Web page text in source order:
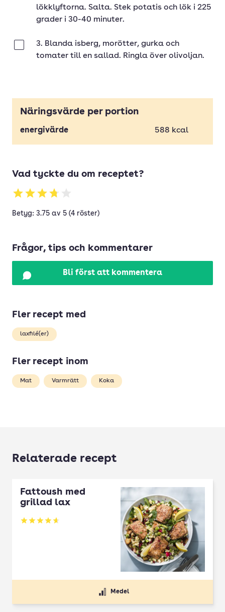
lökklyftorna. Salta. Stek potatis och lök i 225
grader i 30-40 minuter.
3. Blanda isberg, morötter, gurka och
tomater till en sallad. Ringla över olivoljan.
Näringsvärde per portion
energivärde 588 kcal
Vad tyckte du om receptet?
Betyg: 3.75 av 5 (4 röster)
Frågor, tips och kommentarer
Bli först att kommentera
Fler recept med
laxfilé(er)
Fler recept inom
Mat Varmrätt Koka
Relaterade recept
Fattoush med
grillad lax
Betyg: 4.67 av 5
Medel